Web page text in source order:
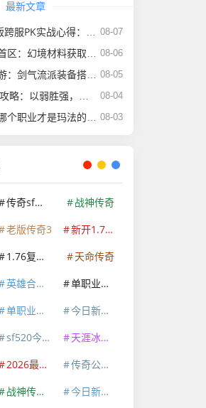
最新文章
08-07
得：硬核博弈，制霸玛法大陆!
08-06
材料获取，提升装备不再难
08-05
装备搭配与词条选择终极攻略
08-04
弱胜强，决胜玛法之巅
08-03
业才是玛法的真正王者？
传奇sf迷失版本
战神传奇
老版传奇3
新开1.76传奇
1.76复古小极品传奇手游
天命传奇
英雄合击发布网
单职业三流派传奇
单职业传奇攻速版
今日新开1.85传奇sf
sf520今日新开传奇
天涯冰雪单职业传奇手游
2026最新传奇手游
传奇公益私服176
战神传奇1.80
今日新开烈焰私服传奇